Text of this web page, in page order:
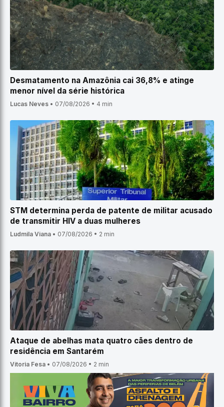
Desmatamento na Amazônia cai 36,8% e atinge
menor nível da série histórica
Lucas Neves • 07/08/2026 • 4 min
STM determina perda de patente de militar acusado
de transmitir HIV a duas mulheres
Ludmila Viana • 07/08/2026 • 2 min
Ataque de abelhas mata quatro cães dentro de
residência em Santarém
Vitoria Fesa • 07/08/2026 • 2 min